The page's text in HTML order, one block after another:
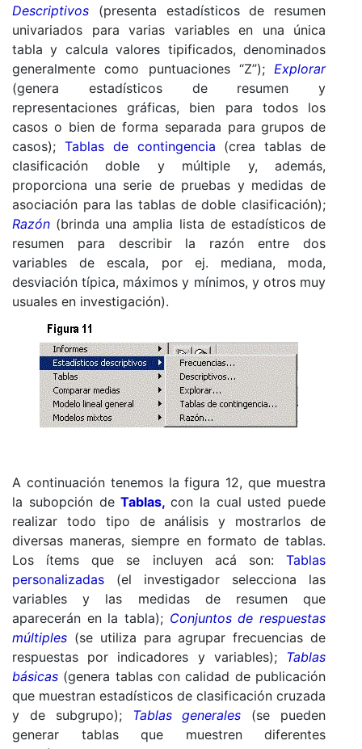
Descriptivos (presenta estadísticos de resumen
univariados para varias variables en una única
tabla y calcula valores tipificados, denominados
generalmente como puntuaciones “Z”); Explorar
(genera estadísticos de resumen y
representaciones gráficas, bien para todos los
casos o bien de forma separada para grupos de
casos); Tablas de contingencia (crea tablas de
clasificación doble y múltiple y, además,
proporciona una serie de pruebas y medidas de
asociación para las tablas de doble clasificación);
Razón (brinda una amplia lista de estadísticos de
resumen para describir la razón entre dos
variables de escala, por ej. mediana, moda,
desviación típica, máximos y mínimos, y otros muy
usuales en investigación).
A continuación tenemos la figura 12, que muestra
la subopción deTablas, con la cual usted puede
realizar todo tipo de análisis y mostrarlos de
diversas maneras, siempre en formato de tablas.
Los ítems que se incluyen acá son: Tablas
personalizadas (el investigador selecciona las
variables y las medidas de resumen que
aparecerán en la tabla); Conjuntos de respuestas
múltiples (se utiliza para agrupar frecuencias de
respuestas por indicadores y variables); Tablas
básicas (genera tablas con calidad de publicación
que muestran estadísticos de clasificación cruzada
y de subgrupo); Tablas generales (se pueden
generar tablas que muestren diferentes